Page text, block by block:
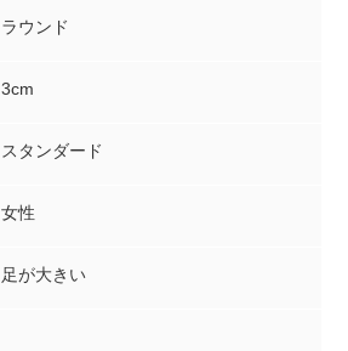
ラウンド
3cm
スタンダード
女性
足が大きい